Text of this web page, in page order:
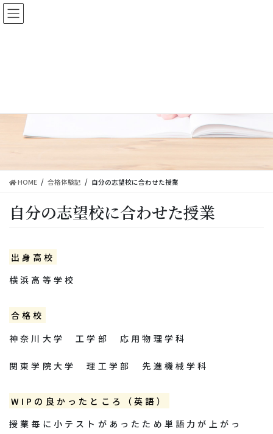
コ
ン
ナ
ビ
HOME 合格体験記 自分の志望校に合わせた授業
自分の志望校に合わせた授業
出身高校
横浜高等学校
合格校
神奈川大学 工学部 応用物理学科
関東学院大学 理工学部 先進機械学科
WIPの良かったところ（英語）
授業毎に小テストがあったため単語力が上がっ